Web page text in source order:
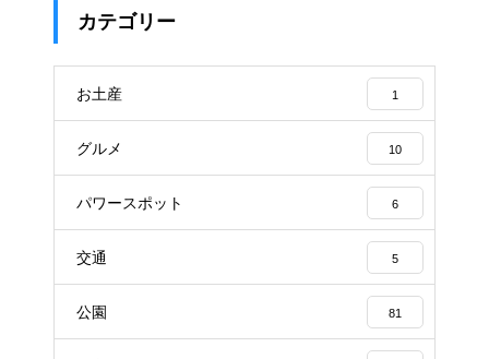
カテゴリー
お土産 1
グルメ 10
パワースポット 6
交通 5
公園 81